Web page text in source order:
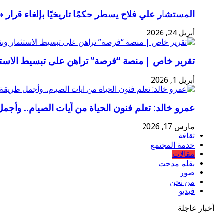
المستشار علي فلاح يسطر حكمًا تاريخيًا بإلغاء
أبريل 24, 2026
تقرير خاص | منصة “فرصة” تراهن على تبسيط
أبريل 1, 2026
عمرو خالد: تعلم فنون الحياة من آيات الصيام..
مارس 17, 2026
ثقافة
خدمة المجتمع
مقالات
بقلم مدحت
صور
من نحن
فيديو
أخبار عاجلة